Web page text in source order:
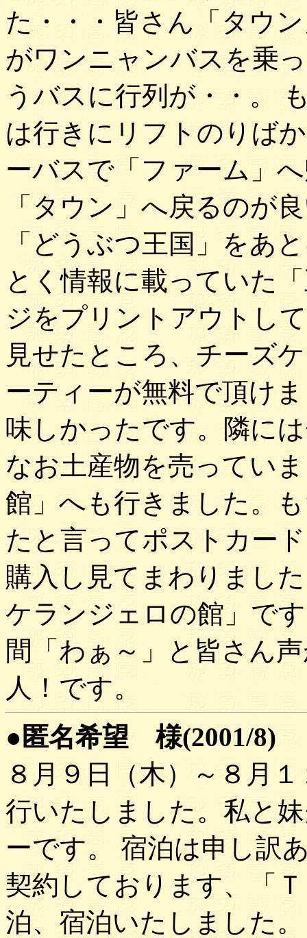
た・・・皆さん「タウ
がワンニャンバスを乗
うバスに行列が・・。
は行きにリフトのりば
ーバスで「ファーム」
「タウン」へ戻るのが
「どうぶつ王国」をあ
とく情報に載っていた
ジをプリントアウトし
見せたところ、チーズ
ーティーが無料で頂け
味しかったです。隣に
なお土産物を売ってい
館」へも行きました。
たと言ってポストカー
購入し見てまわりまし
ケランジェロの館」で
間「わぁ～」と皆さん
人！です。
●匿名希望 様(2001/8)
８月９日（木）～８月
行いたしました。私と
ーです。 宿泊は申し訳
契約しております、「
泊、宿泊いたしました